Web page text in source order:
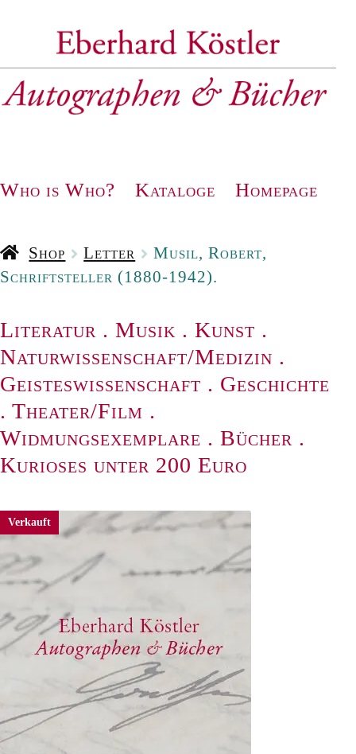
Navigation
Who is Who? Kataloge Homepage
Shop Letter
Musil, Robert,
Schriftsteller (1880-1942).
Literatur . Musik . Kunst .
Naturwissenschaft/Medizin .
Geisteswissenschaft . Geschichte
. Theater/Film .
Widmungsexemplare . Bücher .
Kurioses unter 200 Euro
Verkauft